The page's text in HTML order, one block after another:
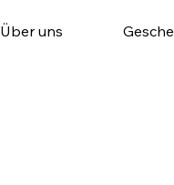
Über uns